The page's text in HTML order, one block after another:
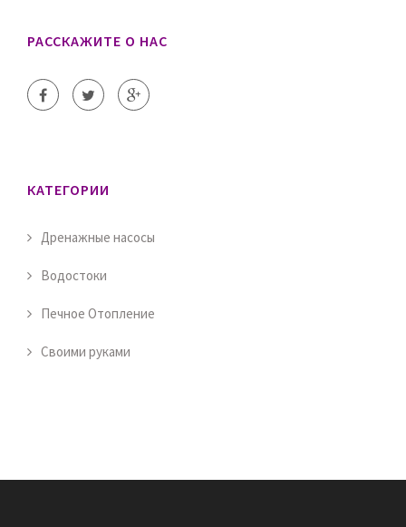
РАССКАЖИТЕ О НАС
КАТЕГОРИИ
Дренажные насосы
Водостоки
Печное Отопление
Своими руками